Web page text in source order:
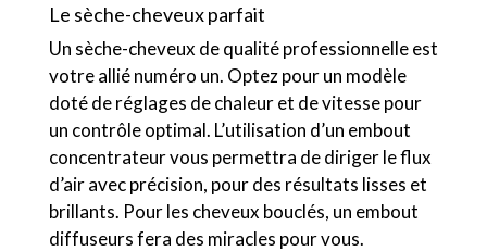
Le sèche-cheveux parfait
Un sèche-cheveux de qualité professionnelle est
votre allié numéro un. Optez pour un modèle
doté de réglages de chaleur et de vitesse pour
un contrôle optimal. L’utilisation d’un embout
concentrateur vous permettra de diriger le flux
d’air avec précision, pour des résultats lisses et
brillants. Pour les cheveux bouclés, un embout
diffuseurs fera des miracles pour vous.